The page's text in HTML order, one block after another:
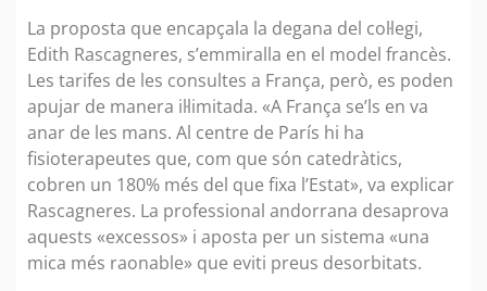
La proposta que encapçala la degana del col·legi,
Edith Rascagneres, s’emmiralla en el model francès.
Les tarifes de les consultes a França, però, es poden
apujar de manera il·limitada. «A França se’ls en va
anar de les mans. Al centre de París hi ha
fisioterapeutes que, com que són catedràtics,
cobren un 180% més del que fixa l’Estat», va explicar
Rascagneres. La professional andorrana desaprova
aquests «excessos» i aposta per un sistema «una
mica més raonable» que eviti preus desorbitats.